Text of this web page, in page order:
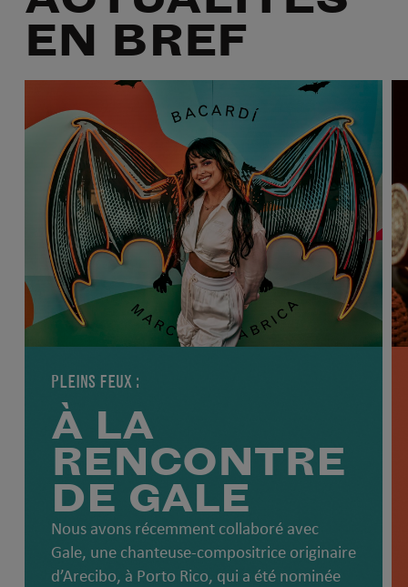
EN BREF
PLEINS FEUX :
À LA
RENCONTRE
DE GALE
Nous avons récemment collaboré avec
Gale, une chanteuse-compositrice originaire
d’Arecibo, à Porto Rico, qui a été nominée